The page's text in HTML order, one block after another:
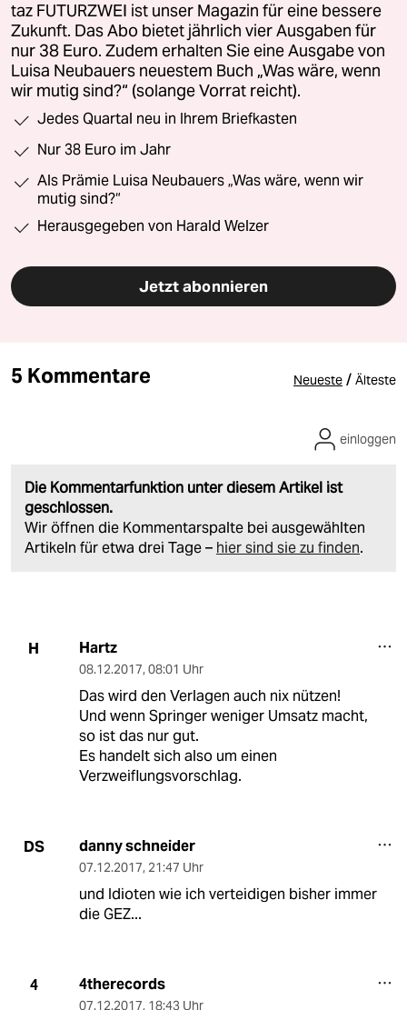
taz FUTURZWEI ist unser Magazin für eine bessere
Zukunft. Das Abo bietet jährlich vier Ausgaben für
nur 38 Euro. Zudem erhalten Sie eine Ausgabe von
Luisa Neubauers neuestem Buch „Was wäre, wenn
wir mutig sind?“ (solange Vorrat reicht).
Jedes Quartal neu in Ihrem Briefkasten
Nur 38 Euro im Jahr
Als Prämie Luisa Neubauers „Was wäre, wenn wir
mutig sind?“
Herausgegeben von Harald Welzer
Jetzt abonnieren
5 Kommentare Neueste / Älteste
Die Kommentarfunktion unter diesem Artikel ist
geschlossen.
Wir öffnen die Kommentarspalte bei ausgewählten
Artikeln für etwa drei Tage – hier sind sie zu finden.
einloggen
H Hartz
08.12.2017, 08:01 Uhr
Das wird den Verlagen auch nix nützen!
Und wenn Springer weniger Umsatz macht,
so ist das nur gut.
Es handelt sich also um einen
Verzweiflungsvorschlag.
DS danny schneider
07.12.2017, 21:47 Uhr
und Idioten wie ich verteidigen bisher immer
die GEZ...
4 4therecords
07.12.2017, 18:43 Uhr